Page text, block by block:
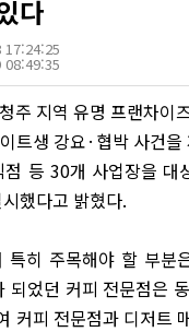
다
17:24:25
08:49:35
주 지역 유명 프랜차이
트생 강요· 협박 사건
점 등 30개 사업장을 대
했다고 밝혔다.
특히 주목해야 할 부분
되었던 커피 전문점은
커피 전문점과 디저트